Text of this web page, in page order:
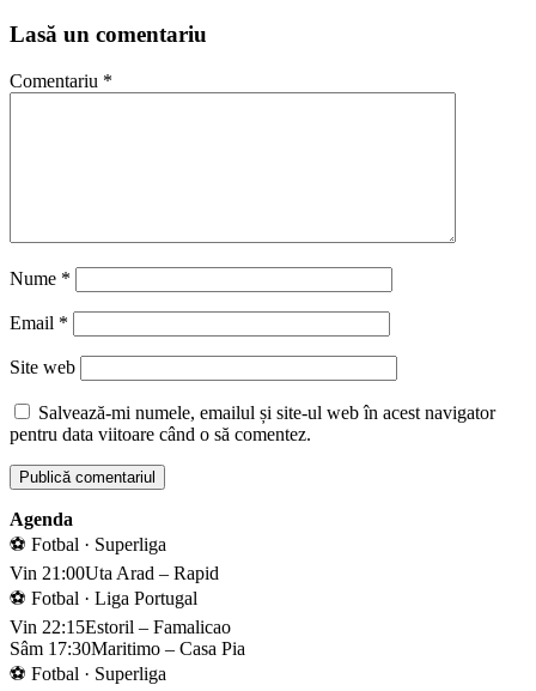
Lasă un comentariu
Comentariu *
Nume *
Email *
Site web
Salvează-mi numele, emailul și site-ul web în acest navigator
pentru data viitoare când o să comentez.
Agenda
⚽ Fotbal · Superliga
Vin 21:00Uta Arad – Rapid
⚽ Fotbal · Liga Portugal
Vin 22:15Estoril – Famalicao
Sâm 17:30Maritimo – Casa Pia
⚽ Fotbal · Superliga